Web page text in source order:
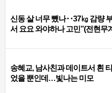
신동 살 너무 뺐나‥37㎏ 감량
서 요요 와야하나 고민”(전현무
송혜교, 남사친과 데이트서 흰
었을 뿐인데…빛나는 미모